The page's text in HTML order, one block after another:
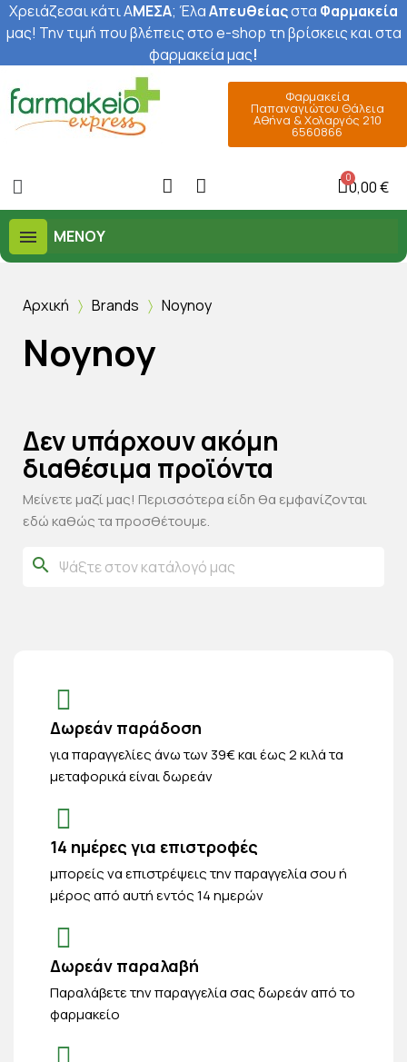
Χρειάζεσαι κάτι ΑΜΕΣΑ; ΈλαΑπευθείαςστα Φαρμακεία
μας! Την τιμή που βλέπεις στο e-shop τη βρίσκεις και στα
φαρμακεία μας!
Φαρμακεία
Παπαναγιώτου Θάλεια
Αθήνα & Χολαργός 210
6560866
0,00 €
ΜΕΝΟΎ
Αρχική Brands Noynoy
Noynoy
Δεν υπάρχουν ακόμη
διαθέσιμα προϊόντα
Μείνετε μαζί μας! Περισσότερα είδη θα εμφανίζονται
εδώ καθώς τα προσθέτουμε.
search
Δωρεάν παράδοση
για παραγγελίες άνω των 39€ και έως 2 κιλά τα
μεταφορικά είναι δωρεάν
14 ημέρες για επιστροφές
μπορείς να επιστρέψεις την παραγγελία σου ή
μέρος από αυτή εντός 14 ημερών
Δωρεάν παραλαβή
Παραλάβετε την παραγγελία σας δωρεάν από το
φαρμακείο